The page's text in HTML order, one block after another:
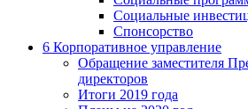
Социальные
Спонсорство
6 Корпоративное управление
Обращение заместителя
директоров
Итоги 2019 года